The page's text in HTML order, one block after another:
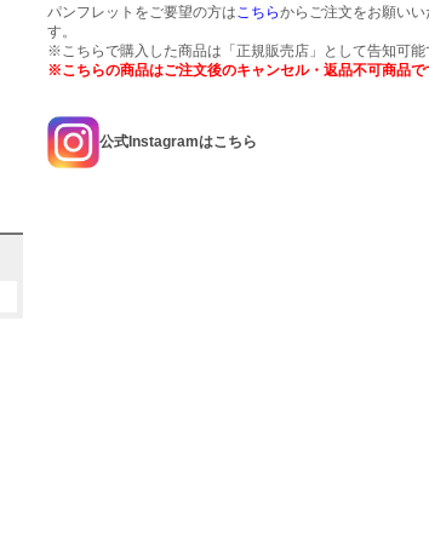
パンフレットをご要望の方はこちらからご注文をお願いい
す。
※こちらで購入した商品は「正規販売店」として告知可能
※こちらの商品はご注文後のキャンセル・返品不可商品で
公式Instagramはこちら